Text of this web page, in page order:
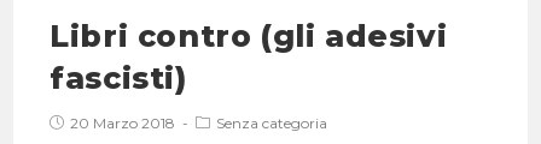
Libri contro (gli adesivi
fascisti)
20 Marzo 2018 Senza categoria